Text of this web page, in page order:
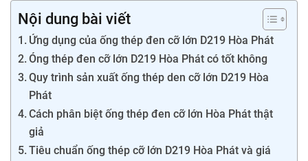
Nội dung bài viết
Ứng dụng của ống thép đen cỡ lớn D219 Hòa Phát
Óng thép đen cỡ lớn D219 Hòa Phát có tốt không
Quy trình sản xuất ống thép den cỡ lớn D219 Hòa
Phát
Cách phân biệt ống thép đen cỡ lớn Hòa Phát thật
giả
Tiêu chuẩn ống thép cỡ lớn D219 Hòa Phát và giá